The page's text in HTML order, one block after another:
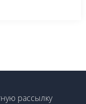
рассылку